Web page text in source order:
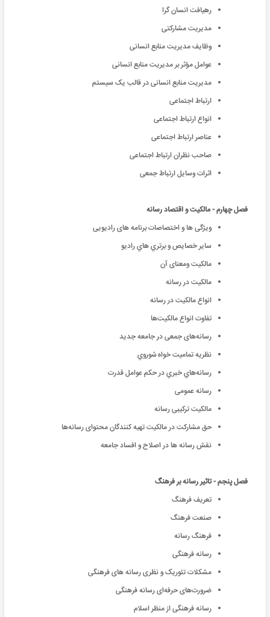
رهیافت انسان گرا
مدیریت مشارکتی
وظایف مدیریت منابع انسانی
عوامل مؤثر بر مدیریت منابع انسانی
مدیریت منابع انسانی در قالب یک سیستم
ارتباط اجتماعی
انواع ارتباط اجتماعی
عناصر ارتباط اجتماعی
صاحب نظران ارتباط اجتماعی
اثرات وسایل ارتباط جمعی
فصل چهارم - مالکیت و اقتصاد رسانه
ویژگی ها و اختصاصات برنامه های رادیویی
ساير خصايص و برتري هاي راديو
مالکیت ومعنای آن
مالکیت در رسانه
انواع مالکیت در رسانه
تفاوت انواع مالکیت‌ها
رسانه‌های جمعی در جامعه جدید
نظريه تماميت خواه شوروي
رسانه‌هاي خبري در حکم عوامل قدرت
رسانه عمومی
مالکیت ترکیبی رسانه
حق مشارکت در مالکیت تهیه کنندگان محتوای رسانه‌ها
نقش رسانه ها در اصلاح و افساد جامعه
فصل پنجم - تاثیر رسانه بر فرهنگ
تعریف فرهنگ
صنعت فرهنگ
فرهنگ رسانه
رسانه فرهنگی
مشکلات تئوریک و نظری رسانه های فرهنگی
ضرورت‌های حرفه‌ای رسانه فرهنگی
رسانه فرهنگی از منظر اسلام